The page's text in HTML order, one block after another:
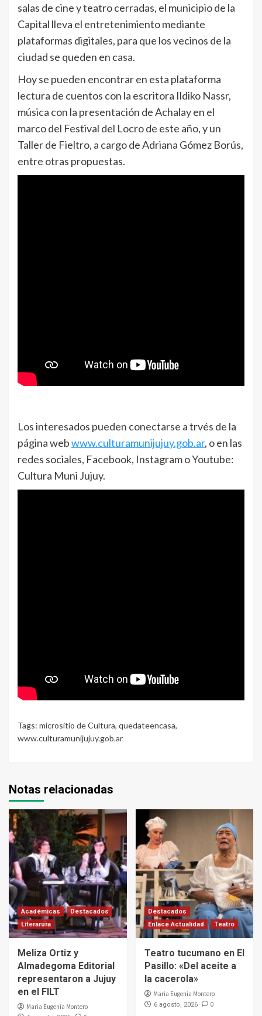
salas de cine y teatro cerradas, el municipio de la
Capital lleva el entretenimiento mediante
plataformas digitales, para que los vecinos de la
ciudad se queden en casa.
Hoy se pueden encontrar en esta plataforma
lectura de cuentos con la escritora Ildiko Nassr,
música con la presentación de Achalay en el
marco del Festival del Locro de este año, y un
Taller de Fieltro, a cargo de Adriana Gómez Borús,
entre otras propuestas.
Los interesados pueden conectarse a trvés de la
página webwww.culturamunijujuy.gob.ar, o en las
redes sociales, Facebook, Instagram o Youtube:
Cultura Muni Jujuy.
Tags: micrositio de Cultura, quedateencasa,
www.culturamunijujuy.gob.ar
Notas relacionadas
Académicas
Destacados
Literarura
Meliza Ortiz y
Almadegoma Editorial
representaron a Jujuy
en el FILT
Maria Eugenia Montero
Destacados
Enlace Actualidad
Teatro
Teatro tucumano en El
Pasillo: «Del aceite a
la cacerola»
Maria Eugenia Montero
6 agosto, 2026 0